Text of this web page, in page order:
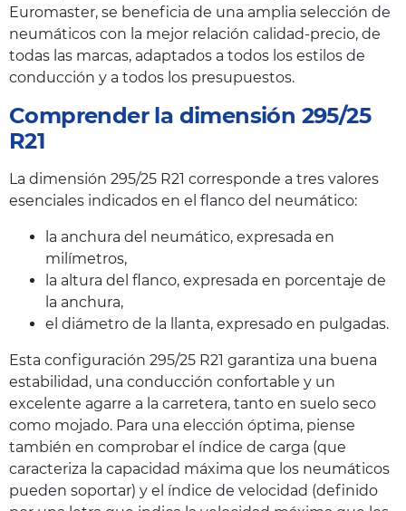
Euromaster, se beneficia de una amplia selección de
neumáticos con la mejor relación calidad-precio, de
todas las marcas, adaptados a todos los estilos de
conducción y a todos los presupuestos.
Comprender la dimensión 295/25
R21
La dimensión 295/25 R21 corresponde a tres valores
esenciales indicados en el flanco del neumático:
la anchura del neumático, expresada en
milímetros,
la altura del flanco, expresada en porcentaje de
la anchura,
el diámetro de la llanta, expresado en pulgadas.
Esta configuración 295/25 R21 garantiza una buena
estabilidad, una conducción confortable y un
excelente agarre a la carretera, tanto en suelo seco
como mojado. Para una elección óptima, piense
también en comprobar el índice de carga (que
caracteriza la capacidad máxima que los neumáticos
pueden soportar) y el índice de velocidad (definido